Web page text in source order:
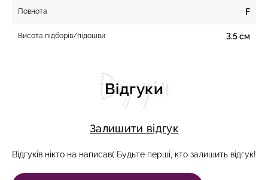
Повнота F
Висота підборів/підошви 3.5 см
Відгуки
Відгуки
Залишити відгук
Відгуків нікто на написав( Будьте перші, кто залишить відгук!